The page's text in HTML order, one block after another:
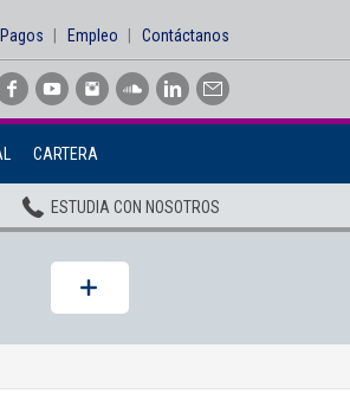
Pagos Empleo Contáctanos
CARTERA
ESTUDIA CON NOSOTROS
Docente